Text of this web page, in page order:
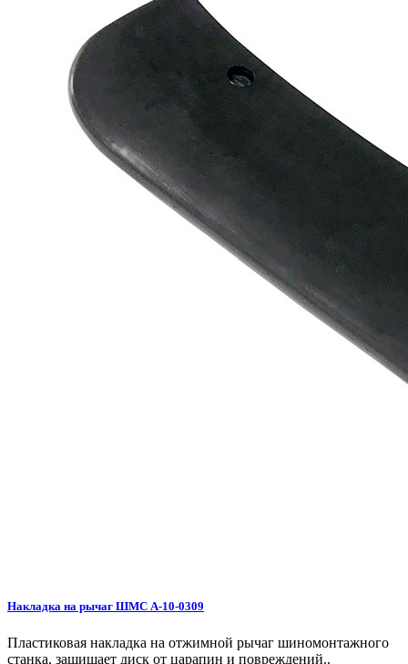
Накладка на рычаг ШМС A-10-0309
Пластиковая накладка на отжимной рычаг шиномонтажного
станка, защищает диск от царапин и повреждений..